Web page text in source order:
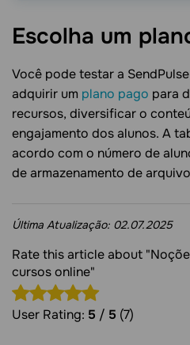
Escolha um
Você pode testar a
adquirir um plano pago para
recursos, diversificar o
engajamento dos alunos. A
acordo com o número de
de armazenamento de
Última Atualização: 02.07.2025
Rate this article about
cursos online"
User Rating: 5 / 5 (7)